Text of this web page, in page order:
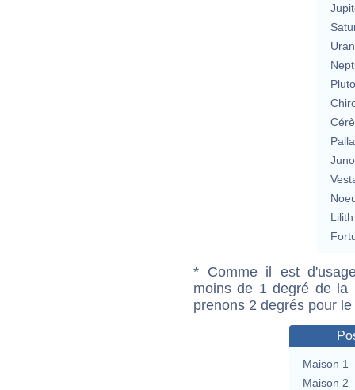
Lilith
* Comme il est
moins de 1 degré de la
prenons 2 degrés pour
Maison 1
Maison 2